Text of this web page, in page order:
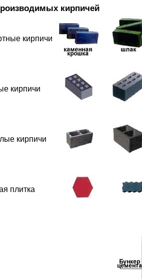
кирпичей
кирпичи
кирпичи
кирпичи
плитка